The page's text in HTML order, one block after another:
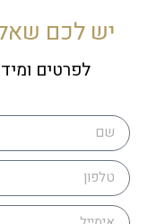
יש לכם
לפרטים ומידע